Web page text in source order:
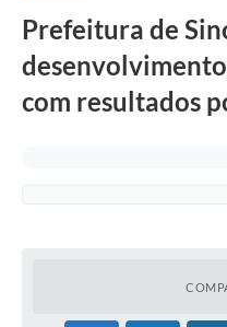
Prefeitura de
com resultados